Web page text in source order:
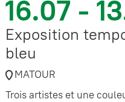
16.07 -
Exposition
bleu
MATOUR
Trois artistes et une